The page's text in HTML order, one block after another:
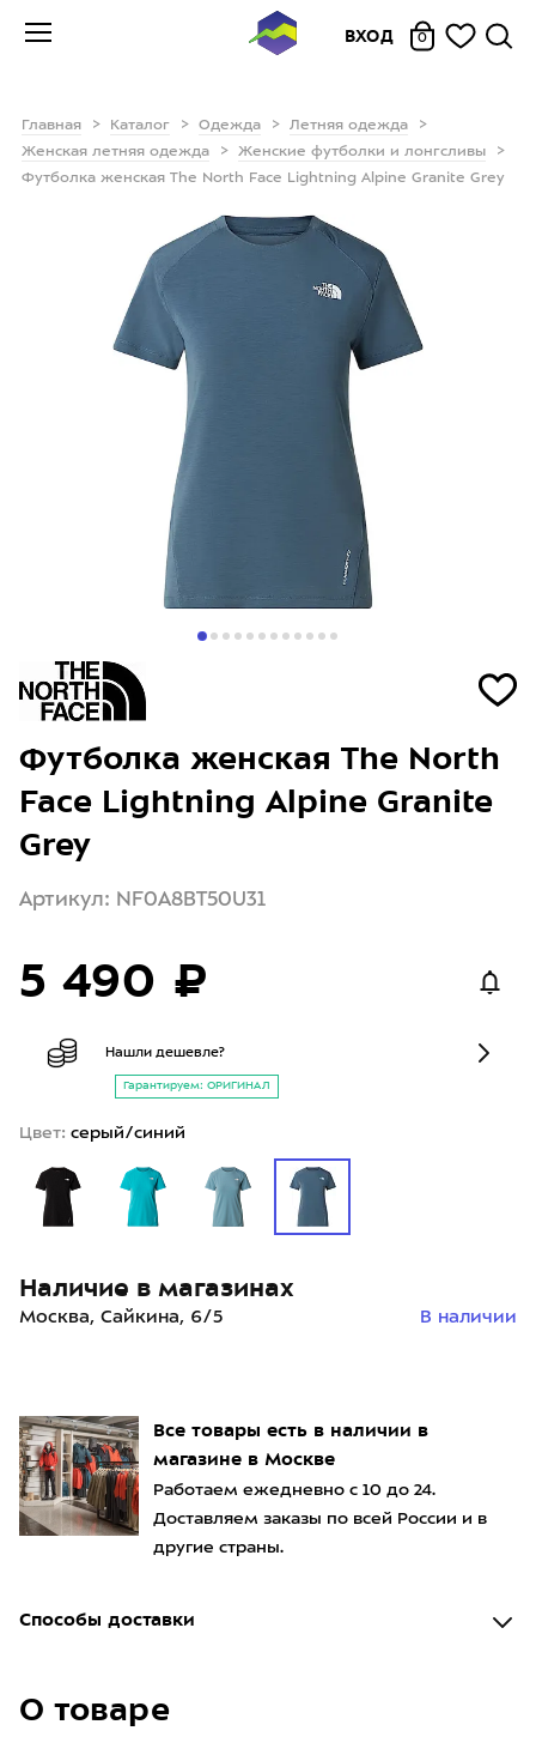
ВХОД 0
Главная Каталог Одежда
Летняя одежда
Женская летняя одежда
Женские футболки и лонгсливы
Футболка женская The North Face Lightning Alpine Granite Grey
Все товары есть в наличии в
магазине в Москве
Работаем ежедневно с 10 до 24.
Доставляем заказы по всей России и в
другие страны.
Способы доставки
О товаре
Футболка женская The North
Face Lightning Alpine Granite
Grey
Артикул: NF0A8BT50U31
5 490 ₽
Нашли дешевле?
Гарантируем: ОРИГИНАЛ
Цвет: серый/синий
Наличие в магазинах
Москва, Сайкина, 6/5 В наличии